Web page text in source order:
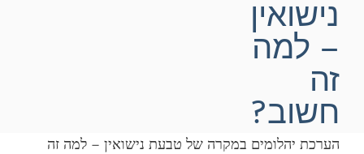
נישואין
– למה
זה
חשוב?
הערכת יהלומים במקרה של טבעת נישואין – למה זה